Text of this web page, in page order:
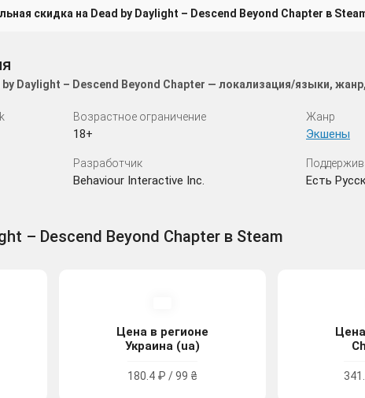
скидка на Dead by Daylight – Descend Beyond Chapter в
Daylight – Descend Beyond Chapter — локализация/языки,
Возрастное ограничение
18+
Жанр
Экшены
Разработчик
Behaviour Interactive Inc. Есть
– Descend Beyond Chapter в Steam
Цена в регионе
Украина (ua)
180.4 ₽ / 99 ₴